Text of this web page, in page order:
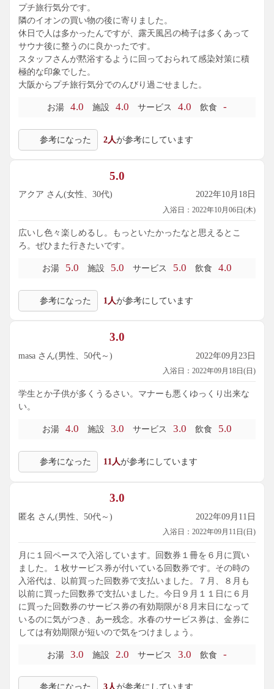
プチ旅行気分です。
隣のイオンの買い物の後に寄りました。
休日で人は多かったんですが、露天風呂の椅子は多くあって
サウナ後に整うのに良かったです。
スタッフさんが黙浴するように回っておられて感染対策に積
極的な印象でした。
大阪からプチ旅行気分でのんびり過ごせました。
お湯 4.0 施設 4.0 サービス 4.0 飲食 -
参考になった 2人が参考にしています
5.0
アクア さん(女性、30代) 2022年10月18日
入浴日：2022年10月06日(木)
広いし色々楽しめるし。もっといたかったなと思えるとこ
ろ。ぜひまた行きたいです。
お湯 5.0 施設 5.0 サービス 5.0 飲食 4.0
参考になった 1人が参考にしています
3.0
masa さん(男性、50代～) 2022年09月23日
入浴日：2022年09月18日(日)
学生とか子供が多くうるさい。マナーも悪くゆっくり出来な
い。
お湯 4.0 施設 3.0 サービス 3.0 飲食 5.0
参考になった 11人が参考にしています
3.0
匿名 さん(男性、50代～) 2022年09月11日
入浴日：2022年09月11日(日)
月に１回ペースで入浴しています。回数券１冊を６月に買い
ました。１枚サービス券が付いている回数券です。その時の
入浴代は、以前買った回数券で支払いました。７月、８月も
以前に買った回数券で支払いました。今日９月１１日に６月
に買った回数券のサービス券の有効期限が８月末日になって
いるのに気がつき、あー残念。水春のサービス券は、金券に
しては有効期限が短いので気をつけましょう。
お湯 3.0 施設 2.0 サービス 3.0 飲食 -
参考になった 3人が参考にしています